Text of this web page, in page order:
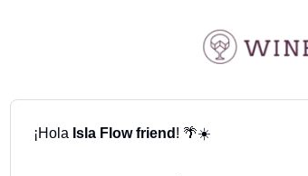
¡Hola Isla Flow friend ! 🌴☀️